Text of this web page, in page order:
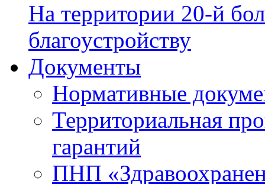
На территории 20-й
благоустройству
Документы
Нормативные
Территориальная
гарантий
ПНП